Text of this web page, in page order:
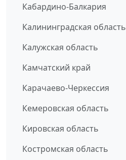
Кабардино-Балкария
Калининградская область
Калужская область
Камчатский край
Карачаево-Черкессия
Кемеровская область
Кировская область
Костромская область